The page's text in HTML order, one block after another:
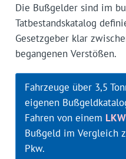
Die Bußgelder sind im
Tatbestandskatalog
Gesetzgeber klar
begangenen Verstößen.
Fahrzeuge über 3,5
eigenen
Fahren von einem LKW
Bußgeld im Vergleich
Pkw.